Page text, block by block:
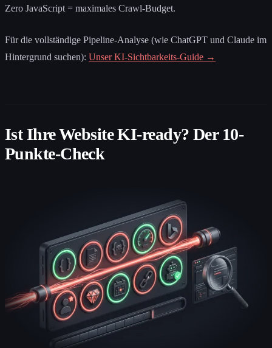
Zero JavaScript = maximales Crawl-Budget.
Für die vollständige Pipeline-Analyse (wie ChatGPT und Claude im
Hintergrund suchen): Unser KI-Sichtbarkeits-Guide →
Ist Ihre Website KI-ready? Der 10-
Punkte-Check